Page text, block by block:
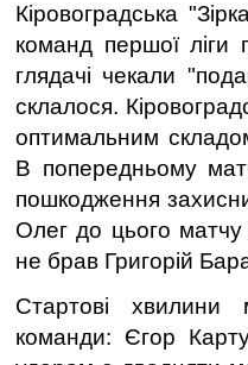
Кіровоградська
команд першої ліги
глядачі чекали
склалося.
оптимальним
В попередньому
пошкодження
Олег до цього матчу
не брав Григорій
Стартові хвилини
команди: Єгор